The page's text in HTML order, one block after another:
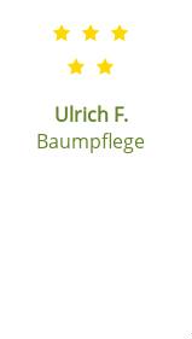
Ulrich F.
Baumpflege